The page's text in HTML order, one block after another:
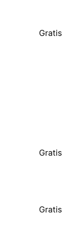
Gratis
Gratis
Gratis